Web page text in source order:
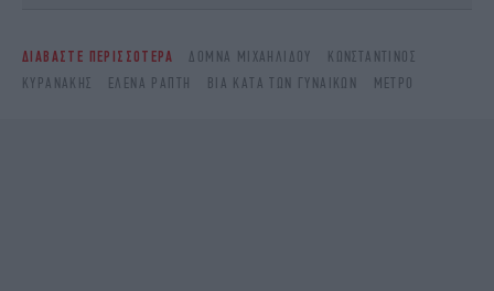
ΔΙΑΒΑΣΤΕ ΠΕΡΙΣΣΟΤΕΡΑ ΔΟΜΝΑ ΜΙΧΑΗΛΙΔΟΥ
ΚΩΝΣΤΑΝΤΊΝΟΣ
ΚΥΡΑΝΆΚΗΣ
ΈΛΕΝΑ ΡΆΠΤΗ ΒΊΑ ΚΑΤΆ ΤΩΝ ΓΥΝΑΙΚΏΝ ΜΕΤΡΌ